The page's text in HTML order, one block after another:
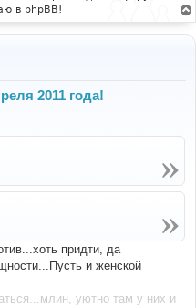
в phpBB!
2011 года!
придти, да
и женской
уютно там у них и